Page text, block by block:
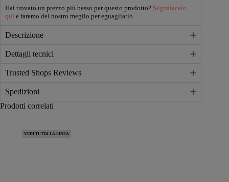
moss
green
quantità
Hai trovato un prezzo più basso per questo prodotto? Segnalacelo
qui e faremo del nostro meglio per eguagliarlo.
Descrizione
Dettagli tecnici
Trusted Shops Reviews
Spedizioni
Prodotti correlati
VEDI TUTTA LA LINEA